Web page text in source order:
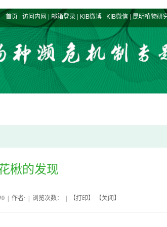
首页 | 访问内网 | 邮箱登录 | KIB微博 | KIB微信|昆明植物研
楸的发现
| 作者: | 浏览次数： | 【打印】 【关闭 】